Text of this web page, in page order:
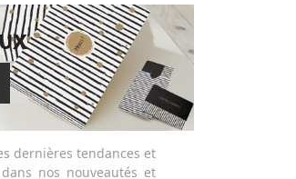
dernières tendances et
nos nouveautés et